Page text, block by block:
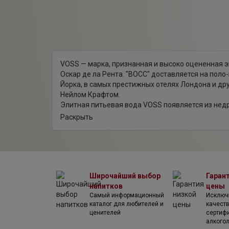
VOSS — марка, признанная и высоко
Оскар де ла Рента. "ВОСС" доставляется на
Йорка, в самых престижных отелях Лондона и
Нейлом Крафтом.
Элитная питьевая вода VOSS появляется из
идеально чистой. Водоносный слой расположен
К достоинствам этой воды можно отнести
флаконах с завинчивающейся крышкой
Perignon. Для оценки вкуса столь сложных
наилучшим выбором.
Для тех, кто привык выбирать самое лучшее
Раскрыть
Широчайший выбор
напитков
Самый информационный
каталог для любителей и
ценителей
цены